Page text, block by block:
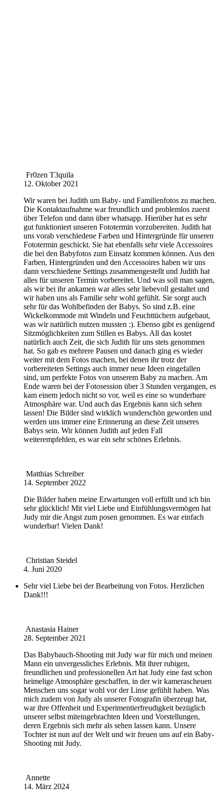
Fr0zen T3quila
12. Oktober 2021
Wir waren bei Judith um Baby- und Familienfotos zu machen.
Die Kontaktaufnahme war freundlich und problemlos zuerst
über Telefon und dann über whatsapp. Hierüber hat es sehr
gut funktioniert unseren Fototermin vorzubereiten. Judith hat
uns vorab verschiedene Farben und Hintergründe für unseren
Fototermin geschickt. Sie hat ebenfalls sehr viele Accessoires
die bei den Babyfotos zum Einsatz kommen können. Aus den
Farben, Hintergründen und den Accessoires haben wir uns
dann verschiedene Settings zusammengestellt und Judith hat
alles für unseren Termin vorbereitet. Und was soll man sagen,
als wir bei ihr ankamen war alles sehr liebevoll gestaltet und
wir haben uns als Familie sehr wohl gefühlt. Sie sorgt auch
sehr für das Wohlbefinden der Babys. So sind z.B. eine
Wickelkommode mit Windeln und Feuchttüchern aufgebaut,
was wir natürlich nutzen mussten :). Ebenso gibt es genügend
Sitzmöglichkeiten zum Stillen es Babys. All das kostet
natürlich auch Zeit, die sich Judith für uns stets genommen
hat. So gab es mehrere Pausen und danach ging es wieder
weiter mit dem Fotos machen, bei denen ihr trotz der
vorbereiteten Settings auch immer neue Ideen eingefallen
sind, um perfekte Fotos von unserem Baby zu machen. Am
Ende waren bei der Fotosession über 3 Stunden vergangen, es
kam einem jedoch nicht so vor, weil es eine so wunderbare
Atmosphäre war. Und auch das Ergebnis kann sich sehen
lassen! Die Bilder sind wirklich wunderschön geworden und
werden uns immer eine Erinnerung an diese Zeit unseres
Babys sein. Wir können Judith auf jeden Fall
weiterempfehlen, es war ein sehr schönes Erlebnis.
Matthias Schreiber
14. September 2022
Die Bilder haben meine Erwartungen voll erfüllt und ich bin
sehr glücklich! Mit viel Liebe und Einfühlungsvermögen hat
Judy mir die Angst zum posen genommen. Es war einfach
wunderbar! Vielen Dank!
Christian Steidel
4. Juni 2020
Sehr viel Liebe bei der Bearbeitung von Fotos. Herzlichen
Dank!!!
Anastasia Hainer
28. September 2021
Das Babybauch-Shooting mit Judy war für mich und meinen
Mann ein unvergessliches Erlebnis. Mit ihrer ruhigen,
freundlichen und professionellen Art hat Judy eine fast schon
heimelige Atmosphäre geschaffen, in der wir kamerascheuen
Menschen uns sogar wohl vor der Linse gefühlt haben. Was
mich zudem von Judy als unserer Fotografin überzeugt hat,
war ihre Offenheit und Experimentierfreudigkeit bezüglich
unserer selbst miteingebrachten Ideen und Vorstellungen,
deren Ergebnis sich mehr als sehen lassen kann. Unsere
Tochter ist nun auf der Welt und wir freuen uns auf ein Baby-
Shooting mit Judy.
Annette
14. März 2024